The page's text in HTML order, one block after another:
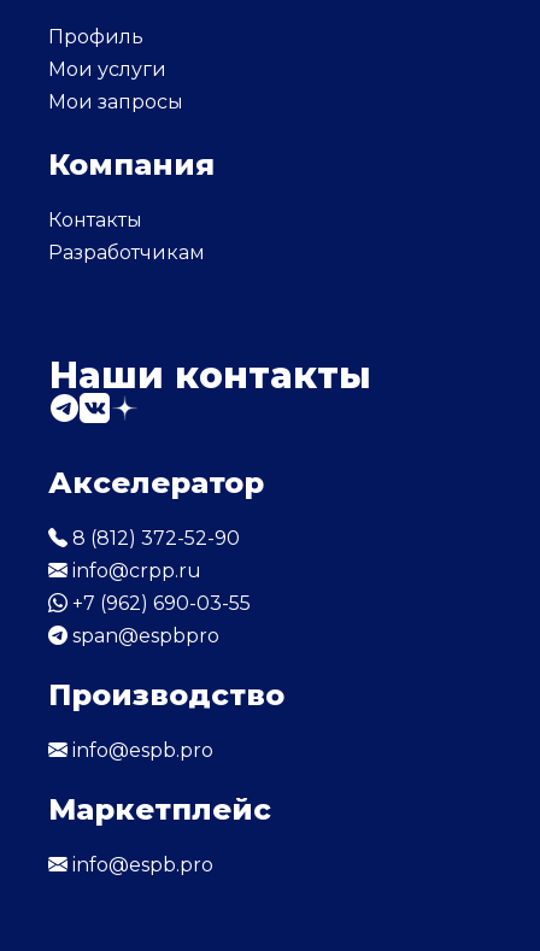
Профиль
Мои услуги
Мои запросы
Компания
Контакты
Разработчикам
Наши контакты
Акселератор
8 (812) 372-52-90
info@crpp.ru
+7 (962) 690-03-55
span@espbpro
Производство
info@espb.pro
Маркетплейс
info@espb.pro